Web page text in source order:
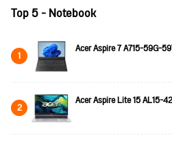
Top 5 - Notebook
1 Acer Aspire 7 A715-59G-
2 Acer Aspire Lite 15 AL15-